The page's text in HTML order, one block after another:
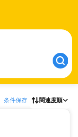
条件保存 関連度順